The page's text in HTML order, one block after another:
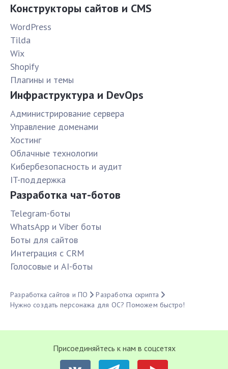
Конструкторы сайтов и CMS
WordPress
Tilda
Wix
Shopify
Плагины и темы
Инфраструктура и DevOps
Администрирование сервера
Управление доменами
Хостинг
Облачные технологии
Кибербезопасность и аудит
IT-поддержка
Разработка чат-ботов
Telegram-боты
WhatsApp и Viber боты
Боты для сайтов
Интеграция с CRM
Голосовые и AI-боты
Разработка сайтов и ПО
Разработка скрипта
Нужно создать персонажа для ОС? Поможем быстро!
Присоединяйтесь к нам в соцсетях